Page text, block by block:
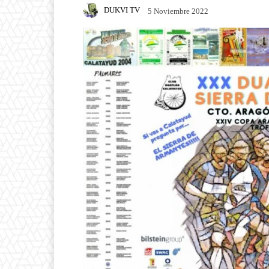
DUKVI TV 5 Noviembre 2022